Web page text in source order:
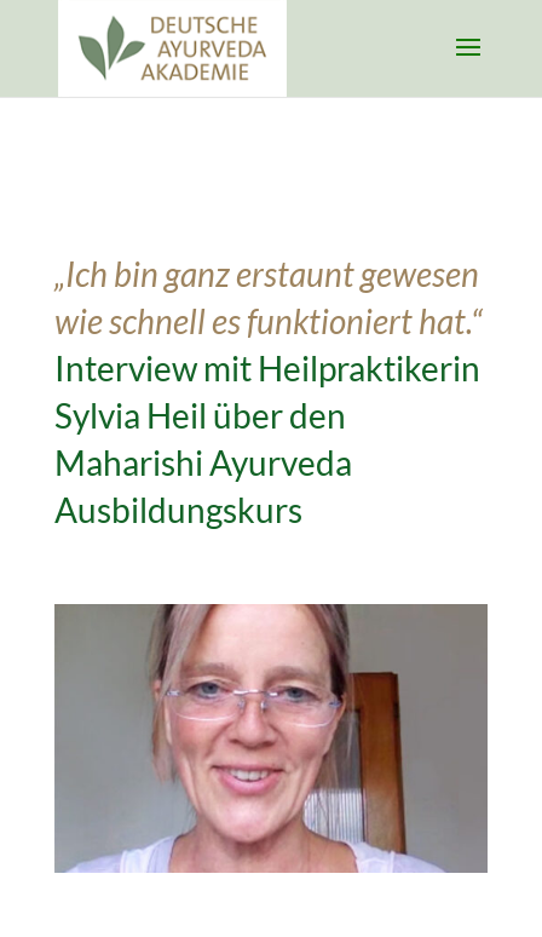
„Ich bin ganz erstaunt gewesen
wie schnell es funktioniert hat.“
Interview mit Heilpraktikerin
Sylvia Heil über den
Maharishi Ayurveda
Ausbildungskurs